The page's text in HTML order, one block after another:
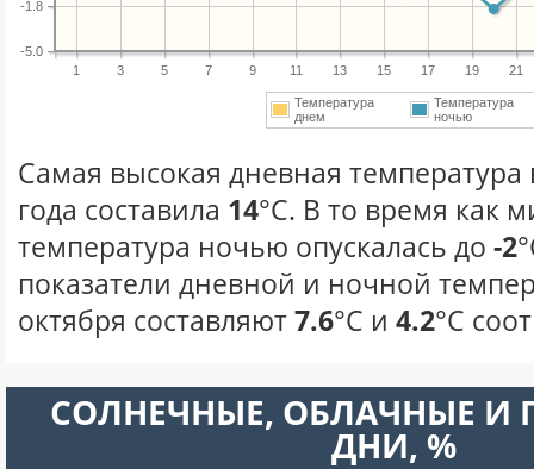
1 3 5 7 9 11 13 15 17 19 21
-5.0
-1.8
Температура
днем
Температура
ночью
Самая высокая дневная температура
года составила 14°С. В то время как
температура ночью опускалась до -2
показатели дневной и ночной
октября составляют7.6°С и 4.2°С
CОЛНЕЧНЫЕ, ОБЛАЧНЫЕ И
ДНИ, %